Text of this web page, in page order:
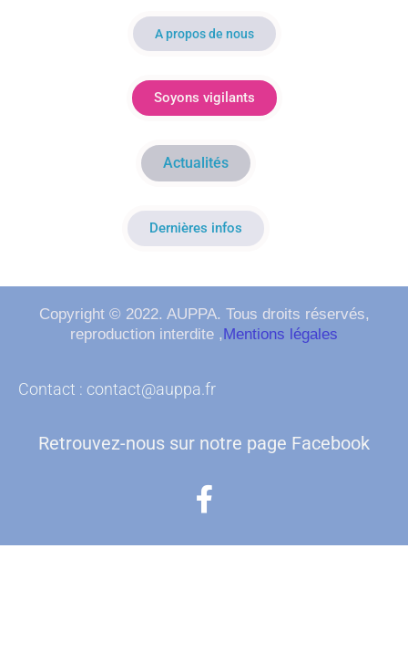
A propos de nous
Soyons vigilants
Actualités
Dernières infos
Copyright © 2022. AUPPA. Tous droits réservés,
reproduction interdite , Mentions légales
Contact : contact@auppa.fr
Retrouvez-nous sur notre page Facebook